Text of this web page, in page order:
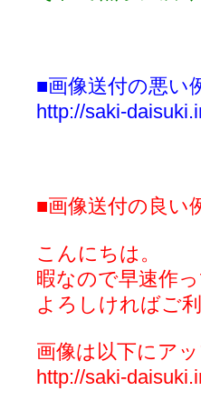
■画像送付の悪い
http://saki-
■画像送付の良い
こんにちは。
暇なので早速作っ
よろしければご
画像は以下にア
http://saki-